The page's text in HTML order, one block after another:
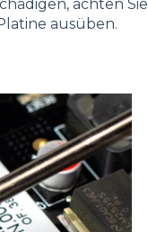
achten Sie
ausüben.